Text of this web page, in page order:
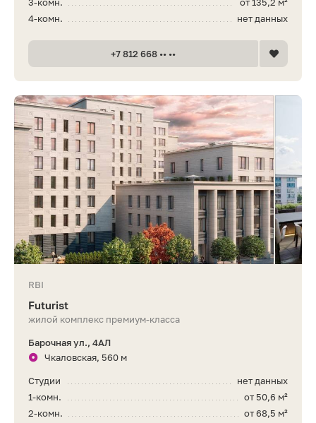
нет данных
4-комн.
+7 812 668 •• ••
RBI
Futurist
жилой комплекс премиум-класса
Барочная ул., 4АЛ
Чкаловская, 560 м
нет данных
Студии
от 50,6 м²
1-комн.
от 68,5 м²
2-комн.